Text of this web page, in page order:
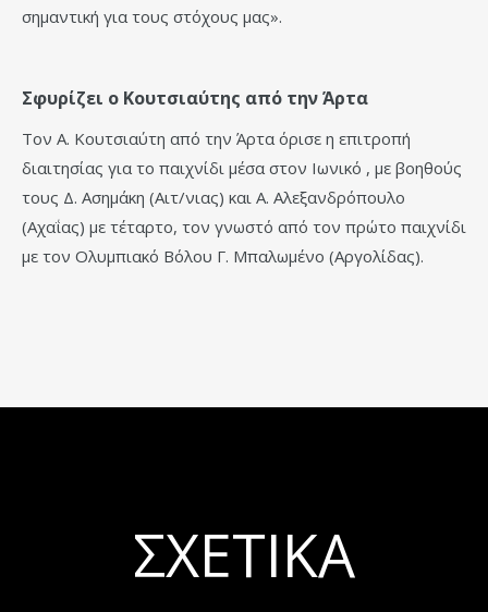
σημαντική για τους στόχους μας».
Σφυρίζει ο Κουτσιαύτης από την Άρτα
Τον Α. Κουτσιαύτη από την Άρτα όρισε η επιτροπή
διαιτησίας για το παιχνίδι μέσα στον Ιωνικό , με βοηθούς
τους Δ. Ασημάκη (Αιτ/νιας) και Α. Αλεξανδρόπουλο
(Αχαΐας) με τέταρτο, τον γνωστό από τον πρώτο παιχνίδι
με τον Ολυμπιακό Βόλου Γ. Μπαλωμένο (Αργολίδας).
ΣΧΕΤΙΚΆ